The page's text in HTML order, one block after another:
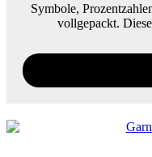
Symbole,
vollgepackt.